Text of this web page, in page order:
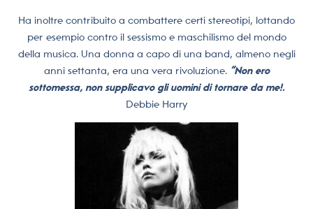
Ha inoltre contribuito a combattere certi stereotipi, lottando
per esempio contro il sessismo e maschilismo del mondo
della musica. Una donna a capo di una band, almeno negli
anni settanta, era una vera rivoluzione. “Non ero
sottomessa, non supplicavo gli uomini di tornare da me!.
Debbie Harry